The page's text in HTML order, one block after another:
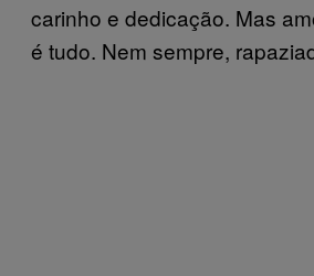
carinho e dedicação. Mas
é tudo. Nem sempre,